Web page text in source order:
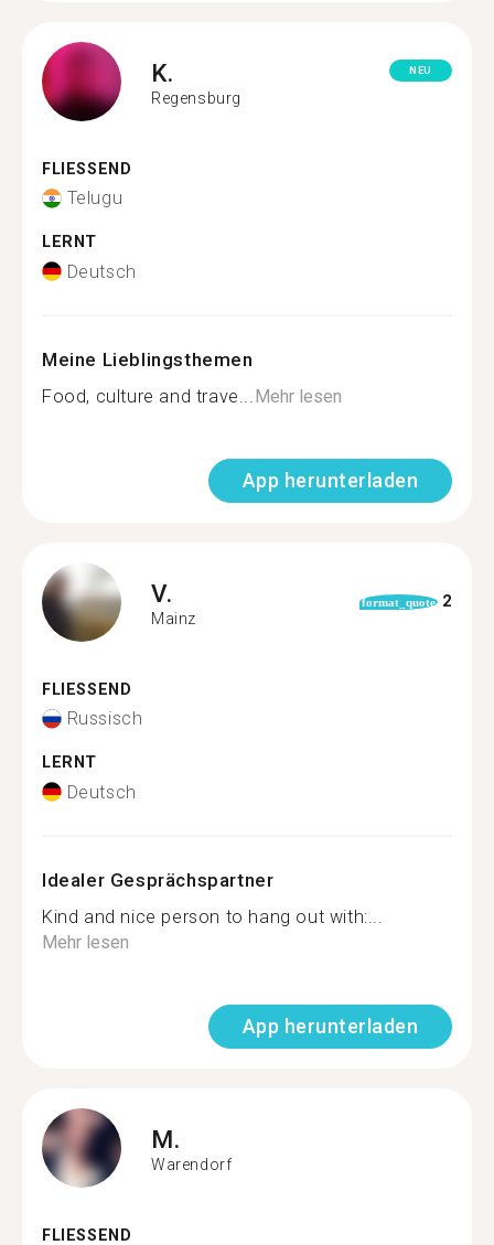
K.
Regensburg
NEU
FLIESSEND
Telugu
LERNT
Deutsch
Meine Lieblingsthemen
Food, culture and trave... Mehr lesen
App herunterladen
V.
Mainz
format_quote 2
FLIESSEND
Russisch
LERNT
Deutsch
Idealer Gesprächspartner
Kind and nice person to hang out with:...
Mehr lesen
App herunterladen
M.
Warendorf
FLIESSEND